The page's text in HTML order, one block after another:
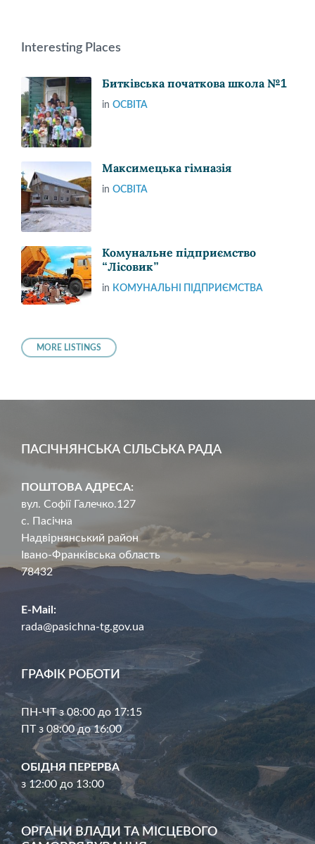
Interesting Places
Битківська початкова школа №1
in ОСВІТА
Максимецька гімназія
in ОСВІТА
Комунальне підприємство
“Лісовик”
in КОМУНАЛЬНІ ПІДПРИЄМСТВА
MORE LISTINGS
ПАСІЧНЯНСЬКА СІЛЬСЬКА РАДА
ПОШТОВА АДРЕСА:
вул. Софії Галечко.127
с. Пасічна
Надвірнянський район
Івано-Франківська область
78432
E-Mail:
rada@pasichna-tg.gov.ua
ГРАФІК РОБОТИ
ПН-ЧТ з 08:00 до 17:15
ПТ з 08:00 до 16:00
ОБІДНЯ ПЕРЕРВА
з 12:00 до 13:00
ОРГАНИ ВЛАДИ ТА МІСЦЕВОГО